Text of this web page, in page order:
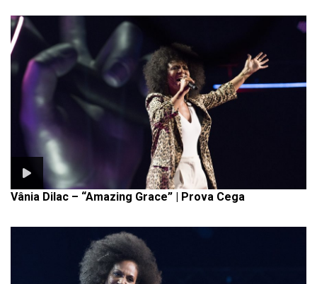
Vânia Dilac – “Amazing Grace” | Prova Cega